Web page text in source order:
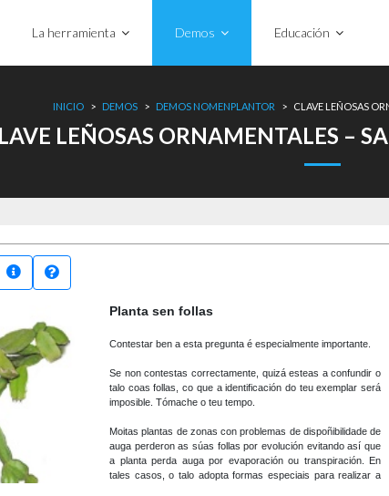
La herramienta Demos Educación
INICIO > DEMOS > DEMOS NOMENPLANTOR > CLAVE LEÑOSAS
LEÑOSAS ORNAMENTALES –